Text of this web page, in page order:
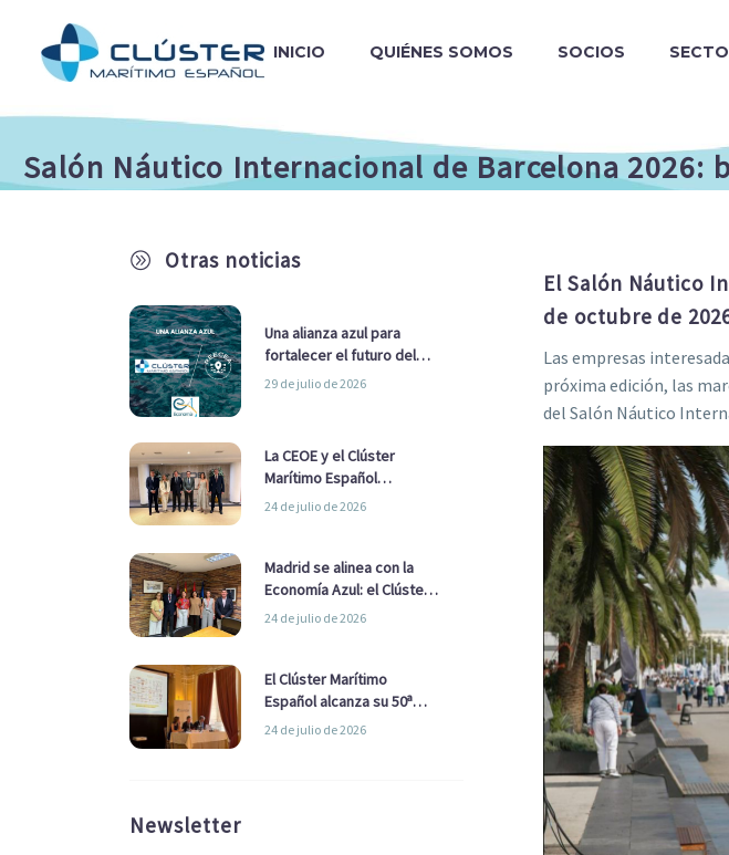
INICIO QUIÉNES SOMOS SOCIOS
Salón Náutico Internacional de Barcelona 2026:
A Otras noticias
Una alianza azul para
fortalecer el futuro del
sector marítimo
29 de julio de 2026
La CEOE y el Clúster
Marítimo Español
refuerzan su alianza para
24 de julio de 2026
Madrid se alinea con la
Economía Azul: el Clúster
Marítimo Español y la Real
Ayuntamiento
24 de julio de 2026
El Clúster Marítimo
Español alcanza su 50ª
Asamblea reafirmando su
24 de julio de 2026
Newsletter
El Salón Náutico
de octubre de
Las empresas
próxima edición, las
del Salón Náutico